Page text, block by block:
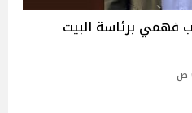
فهمي برئاسة البيت